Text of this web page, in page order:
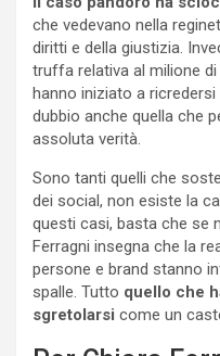
che vedevano nella
diritti e della giustizia.
truffa relativa al milione
hanno iniziato a
dubbio anche quella che
assoluta verità.
Sono tanti quelli che
dei social, non esiste la
questi casi, basta che se
Ferragni insegna che la
persone e brand stanno
spalle. Tutto quello che
sgretolarsi come un